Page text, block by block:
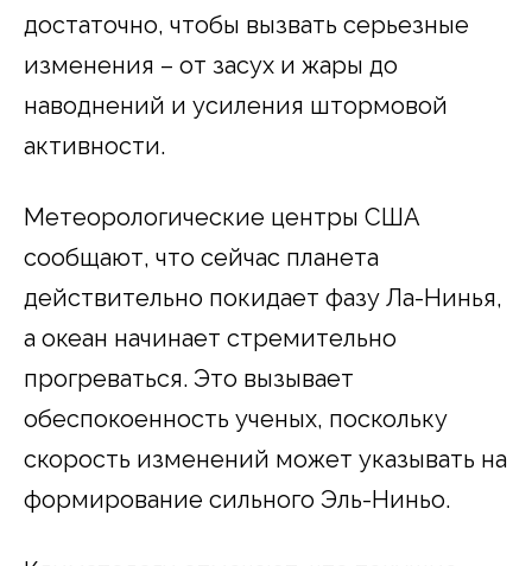
достаточно, чтобы вызвать серьезные
изменения – от засух и жары до
наводнений и усиления штормовой
активности.
Метеорологические центры США
сообщают, что сейчас планета
действительно покидает фазу Ла-Нинья,
а океан начинает стремительно
прогреваться. Это вызывает
обеспокоенность ученых, поскольку
скорость изменений может указывать на
формирование сильного Эль-Ниньо.